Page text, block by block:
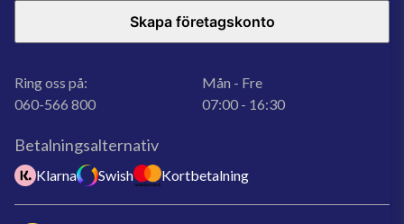
Skapa företagskonto
Ring oss på:
060-566 800
Mån - Fre
07:00 - 16:30
Betalningsalternativ
Klarna Swish Kortbetalning